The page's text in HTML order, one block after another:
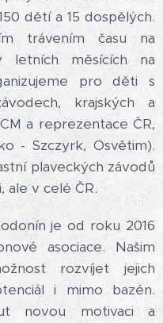
dětí a 15 dospělých.
trávením času na
měsících na
pro děti s
krajských a
a reprezentace ČR,
- Szczyrk, Osvětim).
plaveckých závodů
ale v celé ČR.
je od roku 2016
asociace. Našim
rozvíjet jejich
i mimo bazén.
novou motivaci a